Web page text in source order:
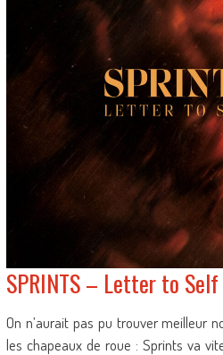
SPRINTS – Letter to Self
On n’aurait pas pu trouver meilleur
les chapeaux de roue : Sprints va